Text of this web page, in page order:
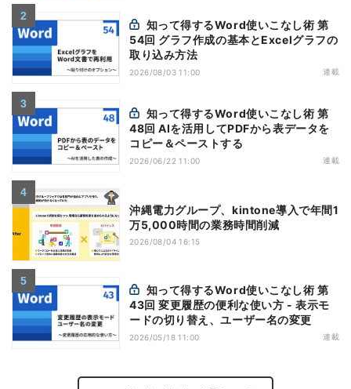
54回 グラフ作成の基本とExcelグラフの
取り込み方法
2026/08/03 11:00 連載
48回 AIを活用してPDFから表データを
コピー＆ペーストする
2026/06/22 11:00 連載
沖縄電力グループ、kintone導入で年間1
万5,000時間の業務時間削減
2026/08/04 16:15
43回 変更履歴の便利な使い方 - 表示モ
ードの切り替え、ユーザー名の変更
2026/05/18 11:00 連載